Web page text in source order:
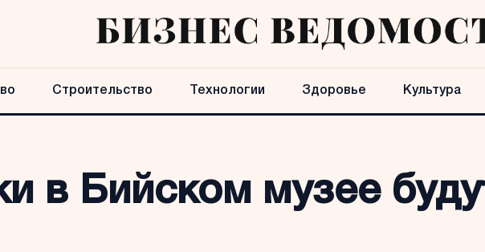
Строительство Технологии Здоровье Культура
в Бийском музее